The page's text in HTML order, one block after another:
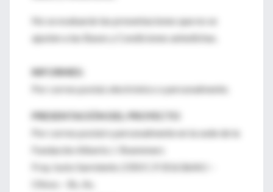
No se evaluarán las presentaciones que no se
ajusten a las Bases y Condiciones antedichas.
INFORMES:
Por correo postal, electrónico o personalmente.
PRESENTACIÓN DEL PROYECTO
Por correo postal o personalmente en la sede de la
Fundación Alberto J. Roemmers
Fray Justo Sarmiento 2350 C.P. B1636AKJ –
Olivos – Bs. As.